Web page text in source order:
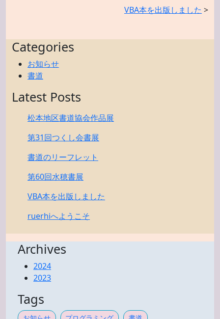
VBA本を出版しました >
Categories
お知らせ
書道
Latest Posts
松本地区書道協会作品展
第31回つくし会書展
書道のリーフレット
第60回水穂書展
VBA本を出版しました
ruerhiへようこそ
Archives
2024
2023
Tags